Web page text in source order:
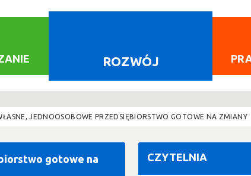
ROZWÓJ
JEDNOOSOBOWE PRZEDSIĘBIORSTWO GOTOWE NA ZMIANY
gotowe na
CZYTELNIA